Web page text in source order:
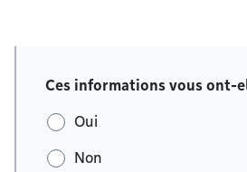
Ces informations vous ont-
Oui
Non